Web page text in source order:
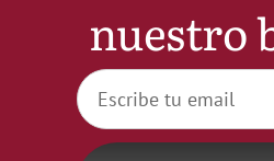
nuestro